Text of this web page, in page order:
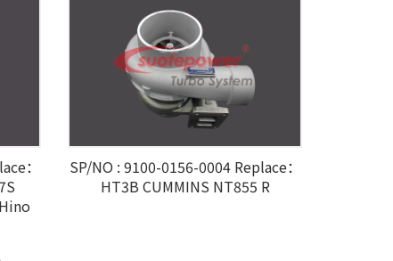
：
SP/NO : 9100-0156-0004 Replace：
HT3B CUMMINS NT855 R